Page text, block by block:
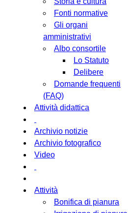
Fonti normative
Gli organi
amministrativi
Albo consortile
Lo Statuto
Delibere
Domande frequenti
(FAQ)
Attività didattica
Archivio notizie
Archivio fotografico
Video
Attività
Bonifica di pianura